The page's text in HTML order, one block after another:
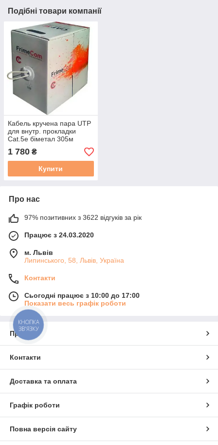
Подібні товари компанії
Кабель кручена пара UTP
для внутр. прокладки
Сat.5e біметал 305м
FrimeCom CCA Solid 4
pairs 24AWG бухта
1 780 ₴
Купити
Про нас
97% позитивних з 3622 відгуків за рік
Працює з 24.03.2020
м. Львів
Липинського, 58, Львів, Україна
Контакти
Сьогодні працює з 10:00 до 17:00
Показати весь графік роботи
Про нас
Контакти
Доставка та оплата
Графік роботи
Повна версія сайту
КНОПКА
ЗВ'ЯЗКУ